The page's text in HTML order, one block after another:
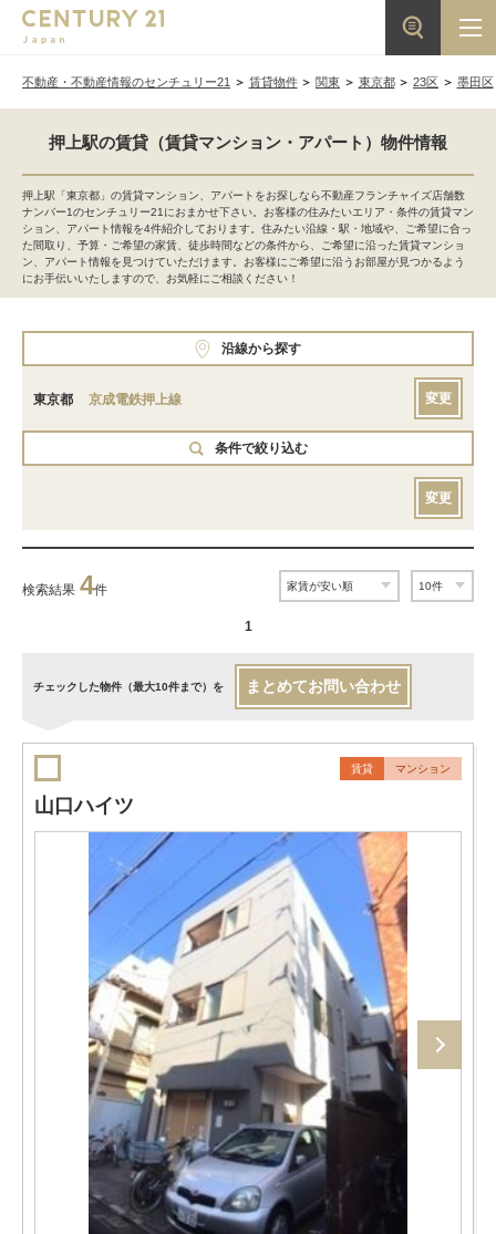
不動産・不動産情報のセンチュリー21 賃貸物件 関東 東京都 23区 墨田区
押上駅の賃貸（賃貸マンション・アパート）物件情報
押上駅「東京都」の賃貸マンション、アパートをお探しなら不動産フランチャイズ店舗数
ナンバー1のセンチュリー21におまかせ下さい。お客様の住みたいエリア・条件の賃貸マン
ション、アパート情報を4件紹介しております。住みたい沿線・駅・地域や、ご希望に合っ
た間取り、予算・ご希望の家賃、徒歩時間などの条件から、ご希望に沿った賃貸マンショ
ン、アパート情報を見つけていただけます。お客様にご希望に沿うお部屋が見つかるよう
にお手伝いいたしますので、お気軽にご相談ください！
沿線から探す
東京都 京成電鉄押上線 変更
条件で絞り込む
変更
検索結果 4件
1
チェックした物件（最大10件まで）を まとめてお問い合わせ
賃貸 マンション
山口ハイツ